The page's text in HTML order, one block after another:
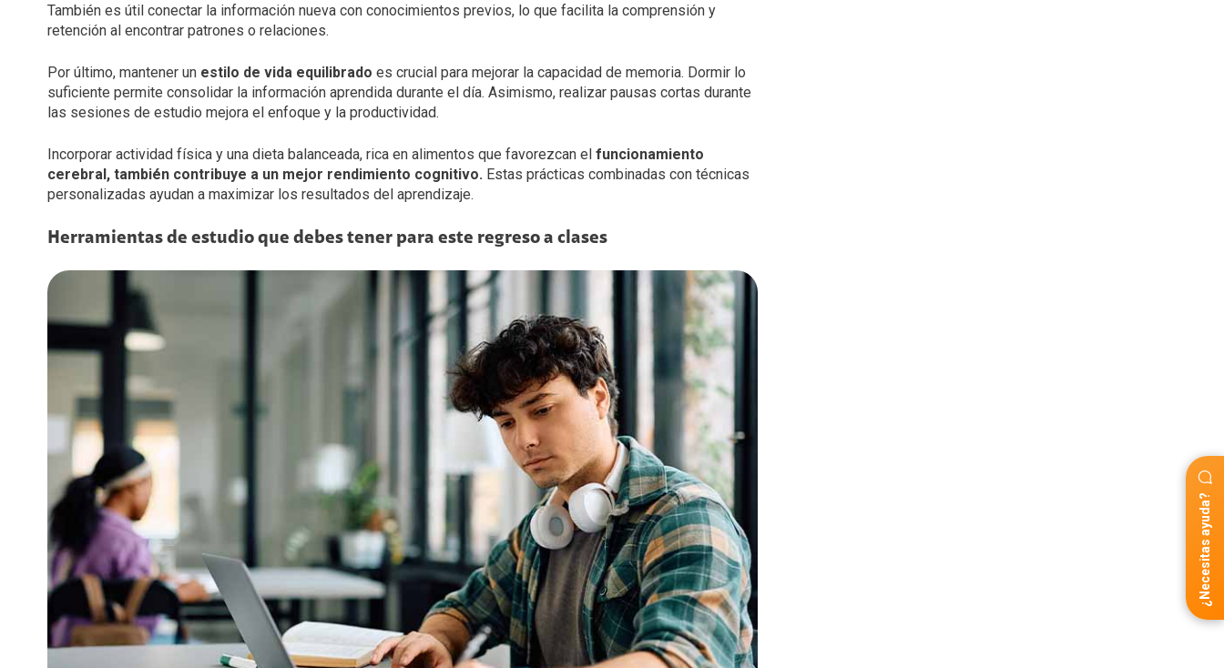
También es útil conectar la información nueva con conocimientos previos, lo que facilita la comprensión y
retención al encontrar patrones o relaciones.
Por último, mantener un estilo de vida equilibrado es crucial para mejorar la capacidad de memoria. Dormir lo
suficiente permite consolidar la información aprendida durante el día. Asimismo, realizar pausas cortas durante
las sesiones de estudio mejora el enfoque y la productividad.
Incorporar actividad física y una dieta balanceada, rica en alimentos que favorezcan el funcionamiento
cerebral, también contribuye a un mejor rendimiento cognitivo. Estas prácticas combinadas con técnicas
personalizadas ayudan a maximizar los resultados del aprendizaje.
Herramientas de estudio que debes tener para este regreso a clases
¿Necesitas ayuda?